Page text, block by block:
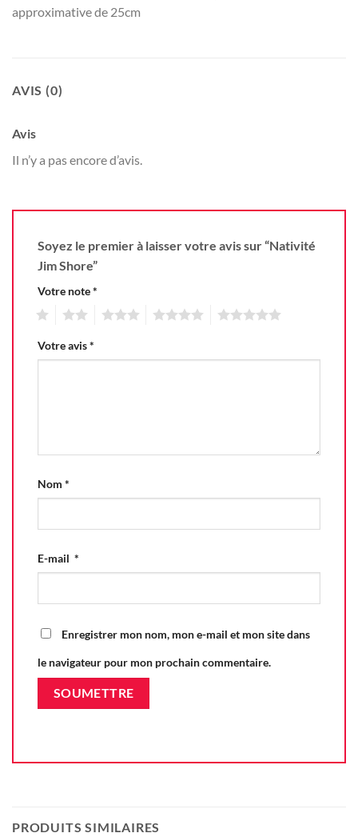
approximative de 25cm
AVIS (0)
Avis
Il n’y a pas encore d’avis.
Soyez le premier à laisser votre avis sur “Nativité
Jim Shore”
Votre note*
Votre avis*
Nom *
E-mail *
Enregistrer mon nom, mon e-mail et mon site dans
le navigateur pour mon prochain commentaire.
PRODUITS SIMILAIRES